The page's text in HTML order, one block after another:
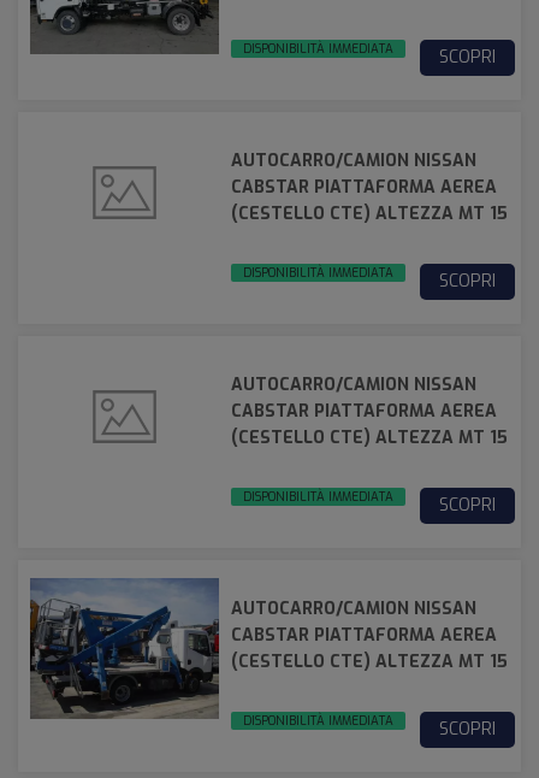
DISPONIBILITÀ IMMEDIATA SCOPRI
AUTOCARRO/CAMION NISSAN
CABSTAR PIATTAFORMA AEREA
(CESTELLO CTE) ALTEZZA MT 15
DISPONIBILITÀ IMMEDIATA SCOPRI
AUTOCARRO/CAMION NISSAN
CABSTAR PIATTAFORMA AEREA
(CESTELLO CTE) ALTEZZA MT 15
DISPONIBILITÀ IMMEDIATA SCOPRI
AUTOCARRO/CAMION NISSAN
CABSTAR PIATTAFORMA AEREA
(CESTELLO CTE) ALTEZZA MT 15
DISPONIBILITÀ IMMEDIATA SCOPRI